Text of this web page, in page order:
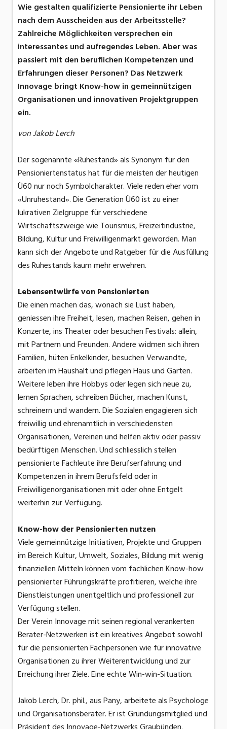
Wie gestalten qualifizierte Pensionierte ihr Leben
nach dem Ausscheiden aus der Arbeitsstelle?
Zahlreiche Möglichkeiten versprechen ein
interessantes und aufregendes Leben. Aber was
passiert mit den beruflichen Kompetenzen und
Erfahrungen dieser Personen? Das Netzwerk
Innovage bringt Know-how in gemeinnützigen
Organisationen und innovativen Projektgruppen
ein.
von Jakob Lerch
Der sogenannte «Ruhestand» als Synonym für den
Pensioniertenstatus hat für die meisten der heutigen
Ü60 nur noch Symbolcharakter. Viele reden eher vom
«Unruhestand». Die Generation Ü60 ist zu einer
lukrativen Zielgruppe für verschiedene
Wirtschaftszweige wie Tourismus, Freizeitindustrie,
Bildung, Kultur und Freiwilligenmarkt geworden. Man
kann sich der Angebote und Ratgeber für die Ausfüllung
des Ruhestands kaum mehr erwehren.
Lebensentwürfe von Pensionierten
Die einen machen das, wonach sie Lust haben,
geniessen ihre Freiheit, lesen, machen Reisen, gehen in
Konzerte, ins Theater oder besuchen Festivals: allein,
mit Partnern und Freunden. Andere widmen sich ihren
Familien, hüten Enkelkinder, besuchen Verwandte,
arbeiten im Haushalt und pflegen Haus und Garten.
Weitere leben ihre Hobbys oder legen sich neue zu,
lernen Sprachen, schreiben Bücher, machen Kunst,
schreinern und wandern. Die Sozialen engagieren sich
freiwillig und ehrenamtlich in verschiedensten
Organisationen, Vereinen und helfen aktiv oder passiv
bedürftigen Menschen. Und schliesslich stellen
pensionierte Fachleute ihre Berufserfahrung und
Kompetenzen in ihrem Berufsfeld oder in
Freiwilligenorganisationen mit oder ohne Entgelt
weiterhin zur Verfügung.
Know-how der Pensionierten nutzen
Viele gemeinnützige Initiativen, Projekte und Gruppen
im Bereich Kultur, Umwelt, Soziales, Bildung mit wenig
finanziellen Mitteln können vom fachlichen Know-how
pensionierter Führungskräfte profitieren, welche ihre
Dienstleistungen unentgeltlich und professionell zur
Verfügung stellen.
Der Verein Innovage mit seinen regional verankerten
Berater-Netzwerken ist ein kreatives Angebot sowohl
für die pensionierten Fachpersonen wie für innovative
Organisationen zu ihrer Weiterentwicklung und zur
Erreichung ihrer Ziele. Eine echte Win-win-Situation.
Jakob Lerch, Dr. phil., aus Pany, arbeitete als Psychologe
und Organisationsberater. Er ist Gründungsmitglied und